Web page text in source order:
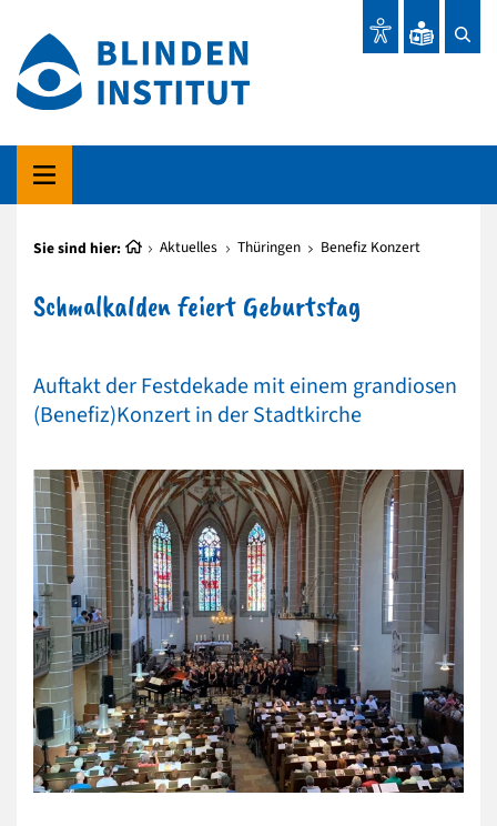
Sie sind hier: Aktuelles Thüringen Benefiz Konzert
Schmalkalden feiert Geburtstag
Auftakt der Festdekade mit einem grandiosen
(Benefiz)Konzert in der Stadtkirche